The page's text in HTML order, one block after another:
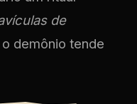
de
demônio tende